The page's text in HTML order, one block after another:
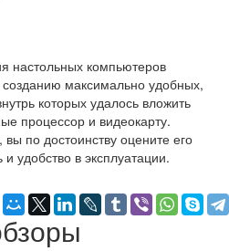
настольных компьютеров
созданию максимально удобных,
которых удалось вложить
процессор и видеокарту.
по достоинству оцените его
удобство в эксплуатации.